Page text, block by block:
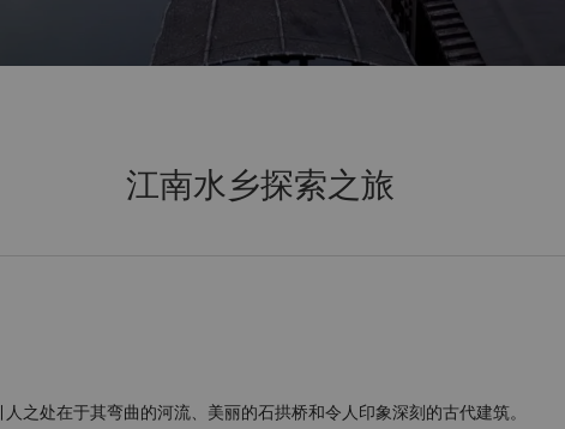
江南水乡探索之旅
之处在于其弯曲的河流、美丽的石拱桥和令人印象深刻的古代建筑。